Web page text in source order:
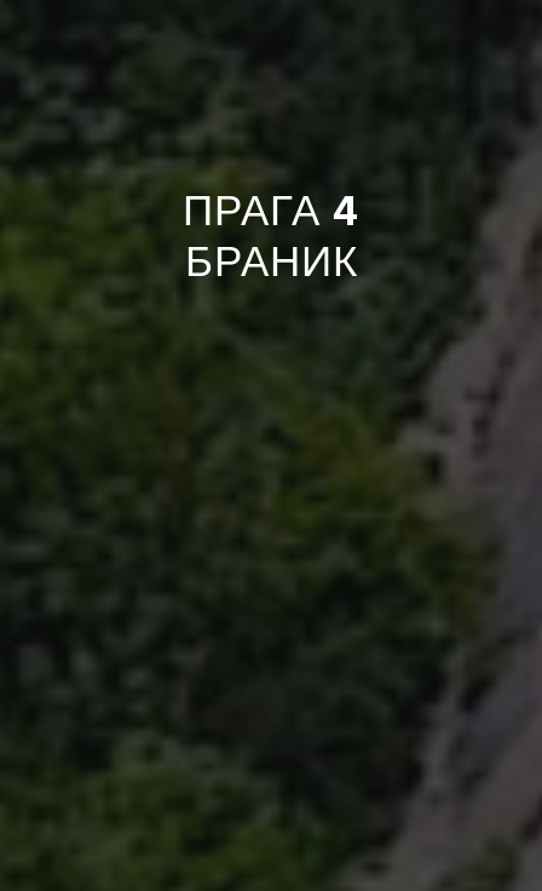
ПРАГА 4
БРАНИК